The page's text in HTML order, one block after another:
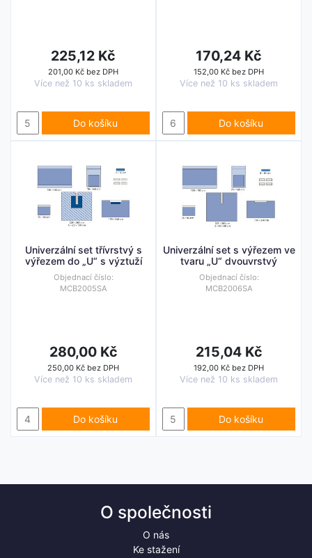
225,12 Kč
201,00 Kč bez DPH
Více než 10 ks skladem
Do košíku
170,24 Kč
152,00 Kč bez DPH
Více než 10 ks skladem
Do košíku
Univerzální set třívrstvý s
výřezem do „U“ s výztuží
Objednací číslo:
MCB2005SA
280,00 Kč
250,00 Kč bez DPH
Více než 10 ks skladem
Do košíku
Univerzální set s výřezem ve
tvaru „U“ dvouvrstvý
Objednací číslo:
MCB2006SA
215,04 Kč
192,00 Kč bez DPH
Více než 10 ks skladem
Do košíku
O společnosti
O nás
Ke stažení